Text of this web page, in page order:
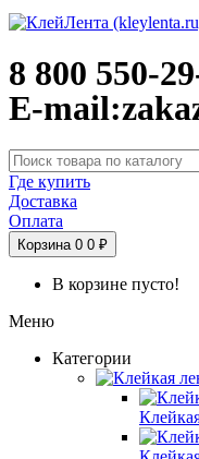
8 800 550-
E-
Где купить
Доставка
Оплата
Корзина 0 0 ₽
В корзине пусто!
Меню
Категории